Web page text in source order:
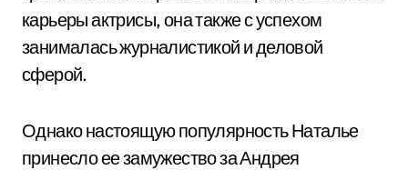
карьеры актрисы, она также с успехом
занималась журналистикой и деловой
сферой.
Однако настоящую популярность Наталье
принесло ее замужество за Андрея